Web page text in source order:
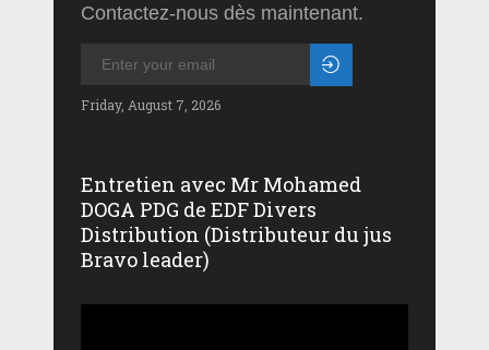
Contactez-nous dès maintenant.
Friday, August 7, 2026
Entretien avec Mr Mohamed
DOGA PDG de EDF Divers
Distribution (Distributeur du jus
Bravo leader)